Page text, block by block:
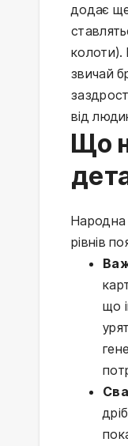
додає
колоти).
звичай
від
Що
Народна
рівнів
що